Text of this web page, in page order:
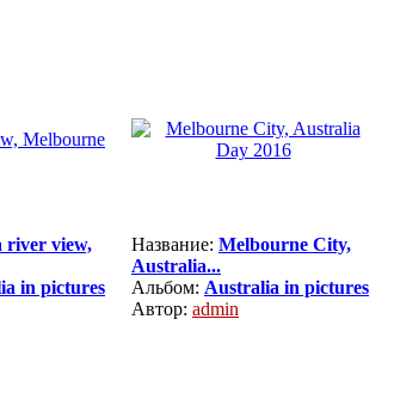
river view,
in pictures
Название: Melbourne City,
Australia...
Альбом: Australia in pictures
Автор: admin